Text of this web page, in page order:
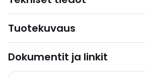
Tuotekuvaus
Dokumentit ja linkit